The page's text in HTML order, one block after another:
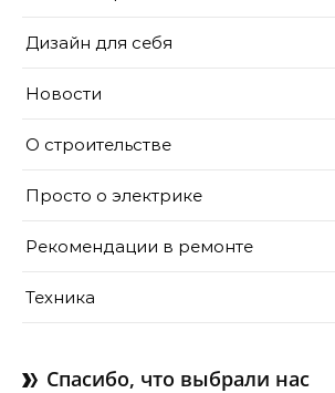
Дизайн для себя
Новости
О строительстве
Просто о электрике
Рекомендации в ремонте
Техника
Спасибо, что выбрали нас